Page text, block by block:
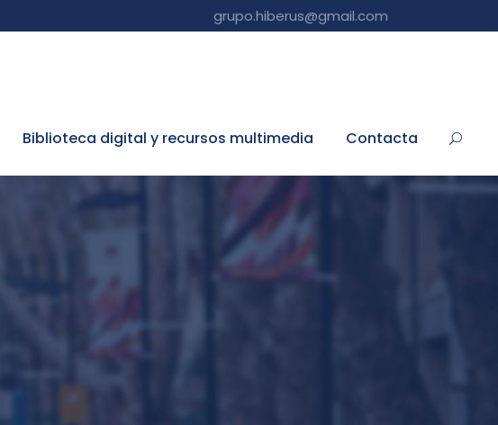
grupo.hiberus@gmail.com
Biblioteca digital y recursos multimedia Contacta